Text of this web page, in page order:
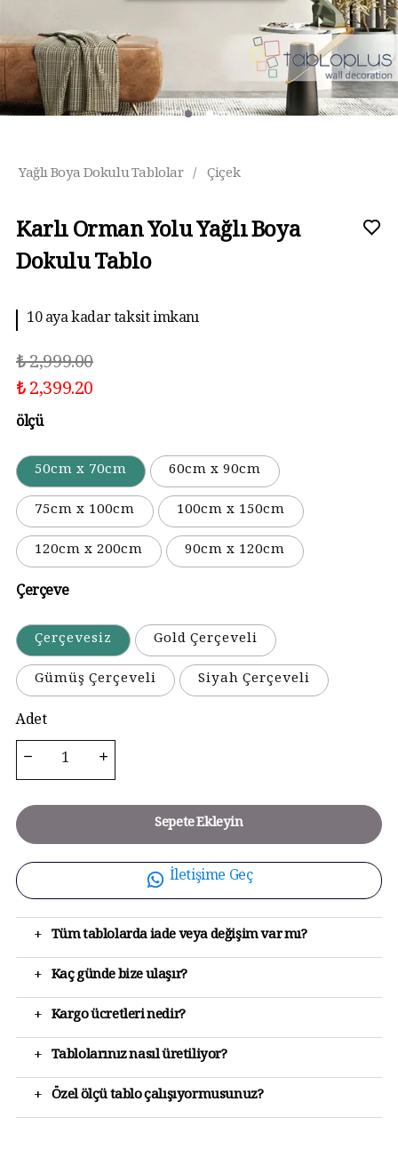
Yağlı Boya Dokulu Tablolar / Çiçek
Karlı Orman Yolu Yağlı Boya
Dokulu Tablo
10 aya kadar taksit imkanı
₺ 2,999.00
₺ 2,399.20
ölçü
50cm x 70cm
60cm x 90cm
75cm x 100cm
100cm x 150cm
120cm x 200cm
90cm x 120cm
Çerçeve
Çerçevesiz
Gold Çerçeveli
Gümüş Çerçeveli
Siyah Çerçeveli
Adet
Sepete Ekleyin
İletişime Geç
+ Tüm tablolarda iade veya değişim var mı?
+ Kaç günde bize ulaşır?
+ Kargo ücretleri nedir?
+ Tablolarınız nasıl üretiliyor?
+ Özel ölçü tablo çalışıyormusunuz?